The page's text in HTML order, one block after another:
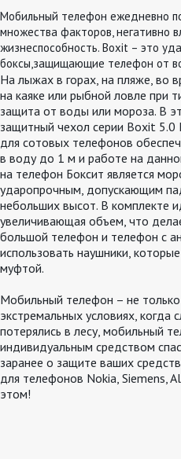
Мобильный телефон ежедневно
множества факторов, негативно
жизнеспособность. Boxit – это
боксы,защищающие телефон от
На лыжах в горах, на пляже, во
на каяке или рыбной ловле при
защита от воды или мороза. В
защитный чехол серии Boxit 5.0
для сотовых телефонов
в воду до 1 м и работе на
на телефон Боксит является
ударопрочным, допускающим
небольших высот. В комплекте
увеличивающая объем, что
большой телефон и телефон с
использовать наушники,
муфтой.
Мобильный телефон – не
экстремальных условиях, когда
потерялись в лесу, мобильный
индивидуальным средством
заранее о защите ваших
для телефонов Nokia, Siemens,
этом!